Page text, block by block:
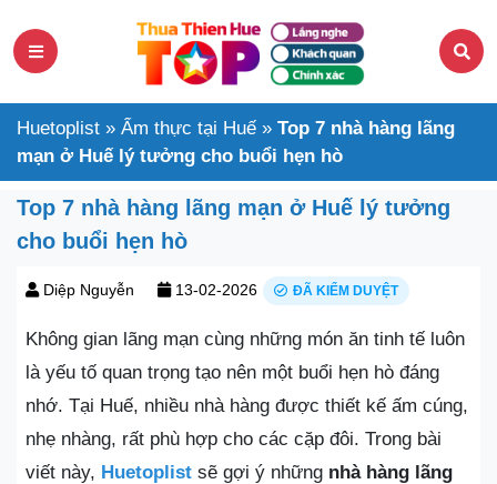
Huetoplist » Ẩm thực tại Huế » Top 7 nhà hàng lãng
mạn ở Huế lý tưởng cho buổi hẹn hò
Top 7 nhà hàng lãng mạn ở Huế lý tưởng
cho buổi hẹn hò
Diệp Nguyễn 13-02-2026 ĐÃ KIỂM DUYỆT
Không gian lãng mạn cùng những món ăn tinh tế luôn
là yếu tố quan trọng tạo nên một buổi hẹn hò đáng
nhớ. Tại Huế, nhiều nhà hàng được thiết kế ấm cúng,
nhẹ nhàng, rất phù hợp cho các cặp đôi. Trong bài
viết này, Huetoplist sẽ gợi ý những nhà hàng lãng